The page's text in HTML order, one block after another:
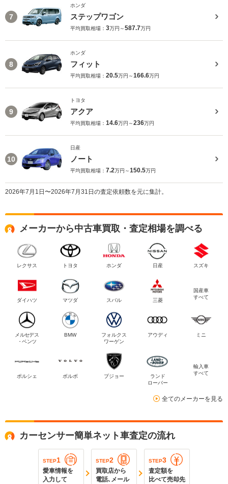
7
ホンダ
ステップワゴン
平均買取相場： 3万円～587.7万円
8
ホンダ
フィット
平均買取相場： 20.5万円～166.6万円
9
トヨタ
アクア
平均買取相場： 14.6万円～236万円
10
日産
ノート
平均買取相場： 7.2万円～150.5万円
2026年7月1日〜2026年7月31日の査定依頼数を元に集計。
メーカーから中古車買取・査定相場を調べる
レクサス トヨタ ホンダ 日産 スズキ
ダイハツ マツダ スバル 三菱
国産車
すべて
メルセデス
・ベンツ
BMW
フォルクス
ワーゲン
アウディ ミニ
ポルシェ ボルボ プジョー
ランド
ローバー
輸入車
すべて
全てのメーカーを見る
カーセンサー簡単ネット車査定の流れ
STEP1
愛車情報を
入力して
STEP2
買取店から
電話､メール
STEP3
査定額を
比べて売却先